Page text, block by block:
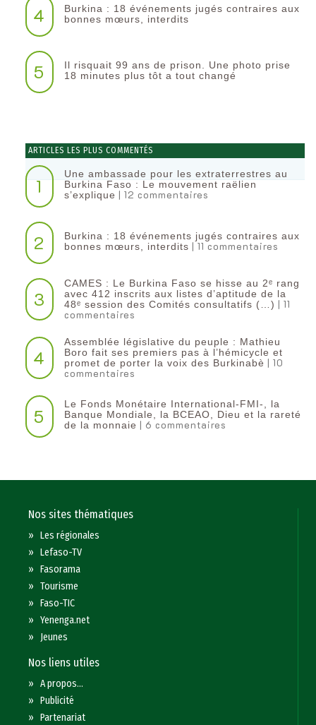
4
Burkina : 18 événements jugés contraires aux
bonnes mœurs, interdits
5
Il risquait 99 ans de prison. Une photo prise
18 minutes plus tôt a tout changé
ARTICLES LES PLUS COMMENTÉS
1
Une ambassade pour les extraterrestres au
Burkina Faso : Le mouvement raëlien
s’explique | 12 commentaires
2
Burkina : 18 événements jugés contraires aux
bonnes mœurs, interdits | 11 commentaires
3
CAMES : Le Burkina Faso se hisse au 2ᵉ rang
avec 412 inscrits aux listes d’aptitude de la
48ᵉ session des Comités consultatifs (…) | 11
commentaires
4
Assemblée législative du peuple : Mathieu
Boro fait ses premiers pas à l’hémicycle et
promet de porter la voix des Burkinabè | 10
commentaires
5
Le Fonds Monétaire International-FMI-, la
Banque Mondiale, la BCEAO, Dieu et la rareté
de la monnaie | 6 commentaires
Nos sites thématiques
»Les régionales
»Lefaso-TV
»Fasorama
»Tourisme
»Faso-TIC
»Yenenga.net
» Jeunes
Nos liens utiles
»A propos...
»Publicité
»Partenariat